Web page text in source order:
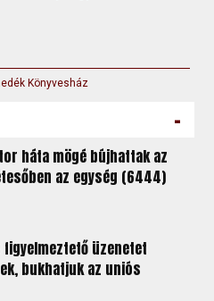
Könyvesház
-
háta mögé bújhattak az
az egység (6444)
figyelmeztető üzenetet
bukhatjuk az uniós